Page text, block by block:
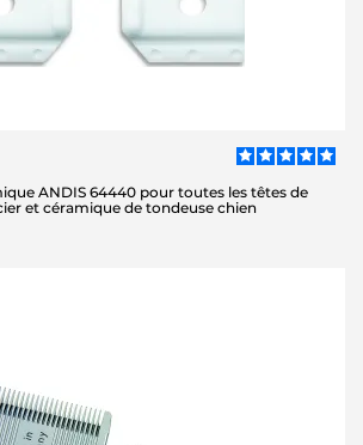
ANDIS 64440 pour toutes les têtes de
et céramique de tondeuse chien